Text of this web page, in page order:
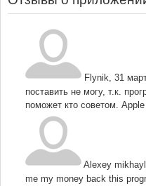
Flynik, 31
поставить не могу, т.к.
поможет кто советом.
Alexey
me my money back this